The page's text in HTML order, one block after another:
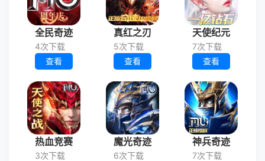
全民奇迹
4次下载
查看
真红之刃
5次下载
查看
天使纪元
7次下载
查看
热血竞赛
3次下载
魔光奇迹
6次下载
神兵奇迹
7次下载